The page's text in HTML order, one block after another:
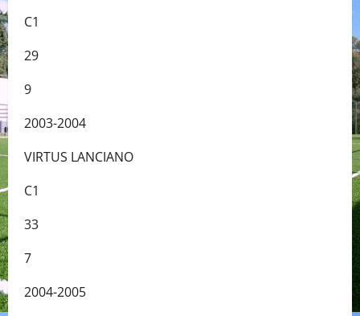
C1
29
9
2003-2004
VIRTUS LANCIANO
C1
33
7
2004-2005